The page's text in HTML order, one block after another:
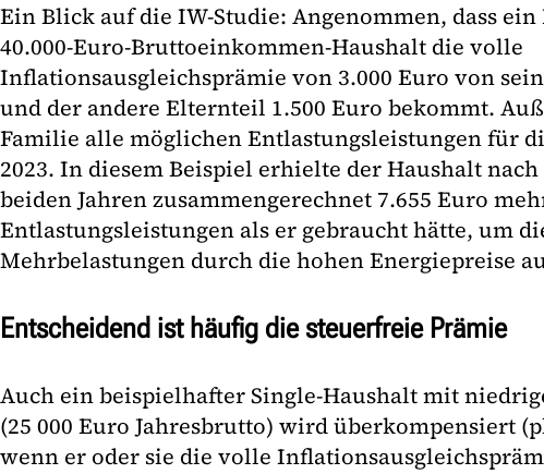
Ein Blick auf die IW-Studie: Angenommen, dass
40.000-Euro-Bruttoeinkommen-Haushalt die volle
Inflationsausgleichsprämie von 3.000 Euro von
und der andere Elternteil 1.500 Euro bekommt.
Familie alle möglichen Entlastungsleistungen für
2023. In diesem Beispiel erhielte der Haushalt
beiden Jahren zusammengerechnet 7.655 Euro
Entlastungsleistungen als er gebraucht hätte, um
Mehrbelastungen durch die hohen Energiepreise
Entscheidend ist häufig die steuerfreie Prämie
Auch ein beispielhafter Single-Haushalt mit
(25 000 Euro Jahresbrutto) wird überkompensiert
wenn er oder sie die volle